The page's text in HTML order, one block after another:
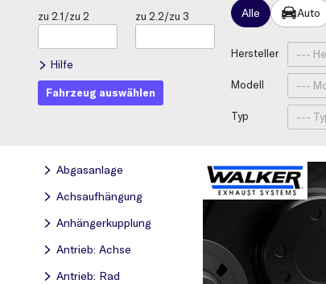
zu 2.1/zu 2 zu 2.2/zu 3
Hilfe
Fahrzeug auswählen
Alle Auto
Hersteller
Modell
Typ
Abgasanlage
Achsaufhängung
Anhängerkupplung
Antrieb: Achse
Antrieb: Rad